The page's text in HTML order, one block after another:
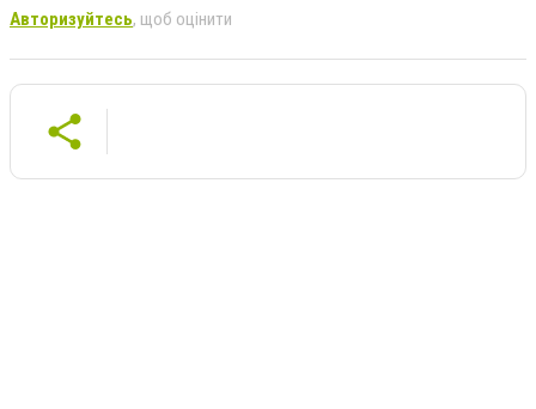
Авторизуйтесь, щоб оцінити